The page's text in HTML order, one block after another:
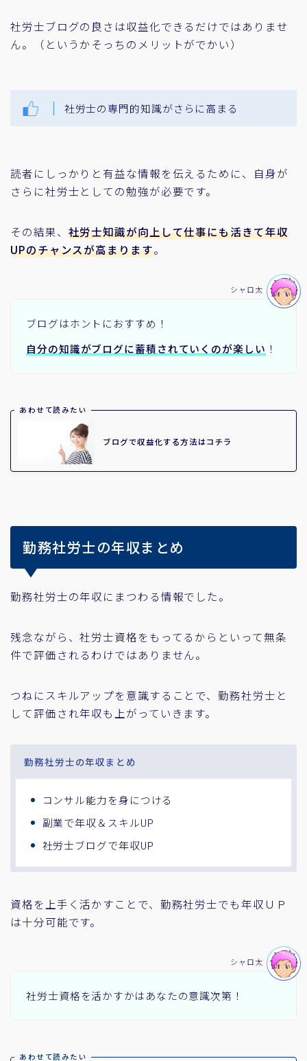
社労士ブログの良さは収益化できるだけではありませ
ん。（というかそっちのメリットがでかい）
社労士の専門的知識がさらに高まる
読者にしっかりと有益な情報を伝えるために、自身が
さらに社労士としての勉強が必要です。
その結果、 社労士知識が向上して仕事にも活きて年収
UPのチャンスが高まります。
ブログはホントにおすすめ！
自分の知識がブログに蓄積されていくのが楽しい ！
シャロ太
あわせて読みたい
ブログで収益化する方法はコチラ
勤務社労士の年収まとめ
勤務社労士の年収にまつわる情報でした。
残念ながら、社労士資格をもってるからといって無条
件で評価されるわけではありません。
つねにスキルアップを意識することで、勤務社労士と
して評価され年収も上がっていきます。
勤務社労士の年収まとめ
コンサル能力を身につける
副業で年収＆スキルUP
社労士ブログで年収UP
資格を上手く活かすことで、勤務社労士でも年収ＵＰ
は十分可能です。
社労士資格を活かすかはあなたの意識次第！
シャロ太
あわせて読みたい